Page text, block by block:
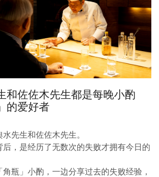
和佐佐木先生都是每晚小酌
的爱好者
先生和佐佐木先生。
，是经历了无数次的失败才拥有今日的
瓶」小酌，一边分享过去的失败经验，